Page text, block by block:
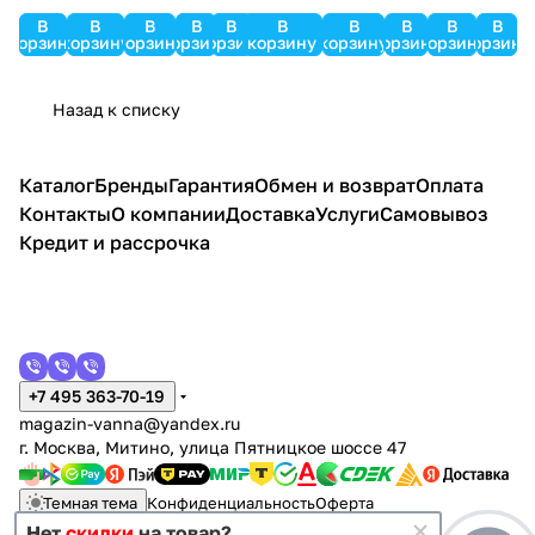
за
В
корзину
В
корзину
ый
В
корзину
В
корзину
В
корзину
В
корзину
87.289.
290.29
В
корзину
В
корзину
ый
В
корзину
хро
м
В
корзину
Назад к списку
КаталогБрендыГарантияОбмен и возвратОплата
КонтактыО компанииДоставкаУслугиСамовывоз
Кредит и рассрочка
+7 495 363-70-19
magazin-vanna@yandex.ru
г. Москва, Митино, улица Пятницкое шоссе 47
Темная тема КонфиденциальностьОферта